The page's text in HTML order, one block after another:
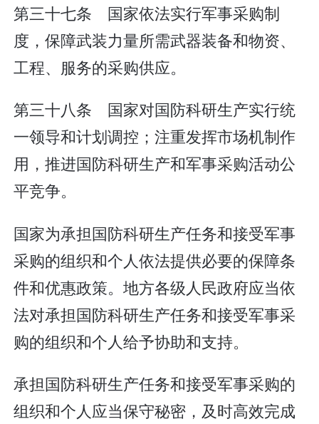
第三十七条 国家依法实行军事采购制
度，保障武装力量所需武器装备和物资、
工程、服务的采购供应。
第三十八条 国家对国防科研生产实行统
一领导和计划调控；注重发挥市场机制作
用，推进国防科研生产和军事采购活动公
平竞争。
国家为承担国防科研生产任务和接受军事
采购的组织和个人依法提供必要的保障条
件和优惠政策。地方各级人民政府应当依
法对承担国防科研生产任务和接受军事采
购的组织和个人给予协助和支持。
承担国防科研生产任务和接受军事采购的
组织和个人应当保守秘密，及时高效完成